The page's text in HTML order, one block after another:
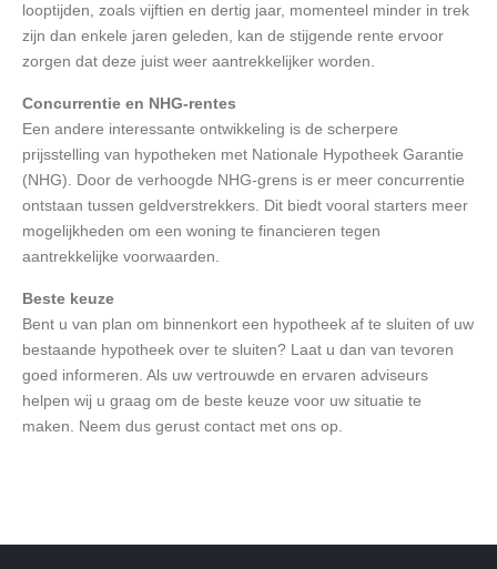
looptijden, zoals vijftien en dertig jaar, momenteel minder in trek
zijn dan enkele jaren geleden, kan de stijgende rente ervoor
zorgen dat deze juist weer aantrekkelijker worden.
Concurrentie en NHG-rentes
Een andere interessante ontwikkeling is de scherpere
prijsstelling van hypotheken met Nationale Hypotheek Garantie
(NHG). Door de verhoogde NHG-grens is er meer concurrentie
ontstaan tussen geldverstrekkers. Dit biedt vooral starters meer
mogelijkheden om een woning te financieren tegen
aantrekkelijke voorwaarden.
Beste keuze
Bent u van plan om binnenkort een hypotheek af te sluiten of uw
bestaande hypotheek over te sluiten? Laat u dan van tevoren
goed informeren. Als uw vertrouwde en ervaren adviseurs
helpen wij u graag om de beste keuze voor uw situatie te
maken. Neem dus gerust contact met ons op.